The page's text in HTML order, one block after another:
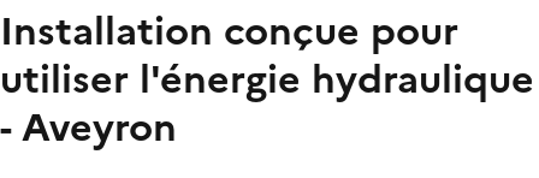
Installation conçue pour
utiliser l'énergie hydraulique
- Aveyron